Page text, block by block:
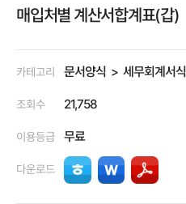
매입처별 계산서합계표(갑)
카테고리 문서양식 세무회계서식
조회수 21,758
이용등급 무료
다운로드